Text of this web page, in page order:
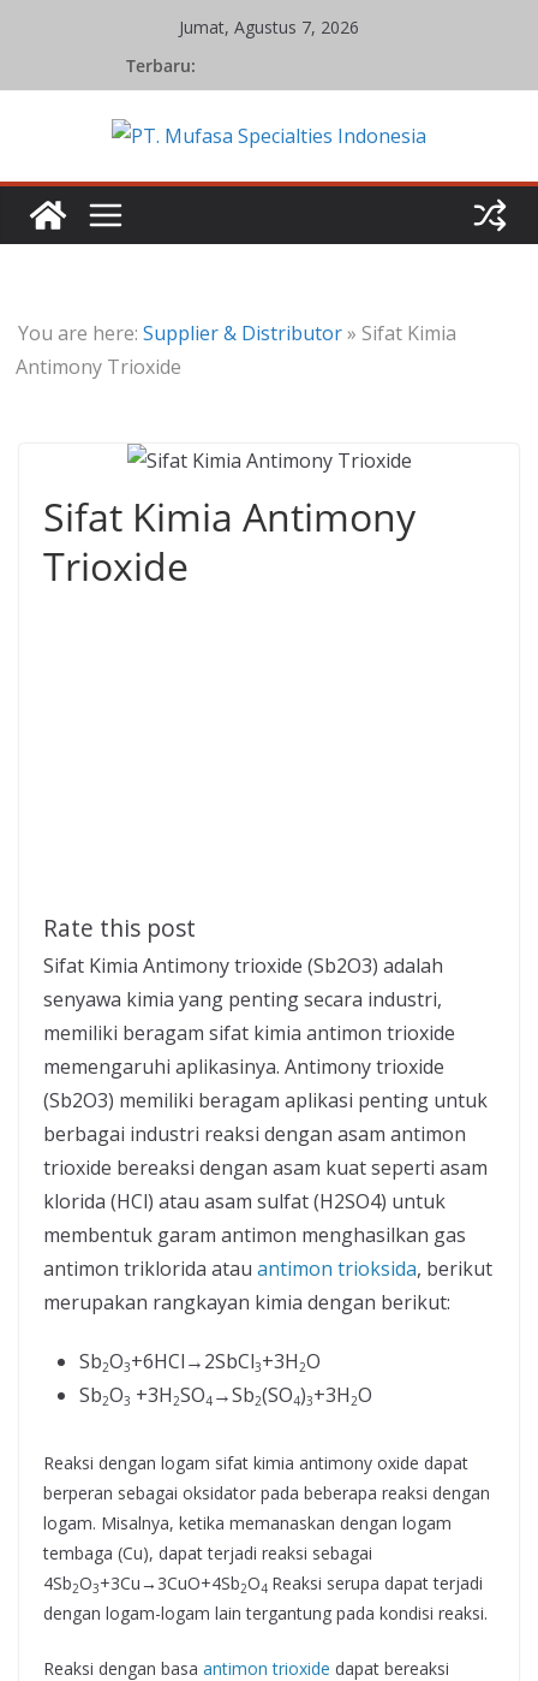
Jumat, Agustus 7, 2026
Terbaru:
You are here: Supplier & Distributor» Sifat Kimia
Antimony Trioxide
Sifat Kimia Antimony
Trioxide
Rate this post
Sifat Kimia Antimony trioxide (Sb2O3) adalah
senyawa kimia yang penting secara industri,
memiliki beragam sifat kimia antimon trioxide
memengaruhi aplikasinya. Antimony trioxide
(Sb2O3) memiliki beragam aplikasi penting untuk
berbagai industri reaksi dengan asam antimon
trioxide bereaksi dengan asam kuat seperti asam
klorida (HCl) atau asam sulfat (H2SO4) untuk
membentuk garam antimon menghasilkan gas
antimon triklorida atau antimon trioksida, berikut
merupakan rangkayan kimia dengan berikut:
Sb2O3+6HCl→2SbCl3+3H 2O
Sb2O3 +3H 2SO4 →Sb2(SO4)3+3H 2O
Reaksi dengan logam sifat kimia antimony oxide dapat
berperan sebagai oksidator pada beberapa reaksi dengan
logam. Misalnya, ketika memanaskan dengan logam
tembaga (Cu), dapat terjadi reaksi sebagai
4Sb2O3+3Cu→3CuO+4Sb2​O4 Reaksi serupa dapat terjadi
dengan logam-logam lain tergantung pada kondisi reaksi.
Reaksi dengan basa antimon trioxide dapat bereaksi